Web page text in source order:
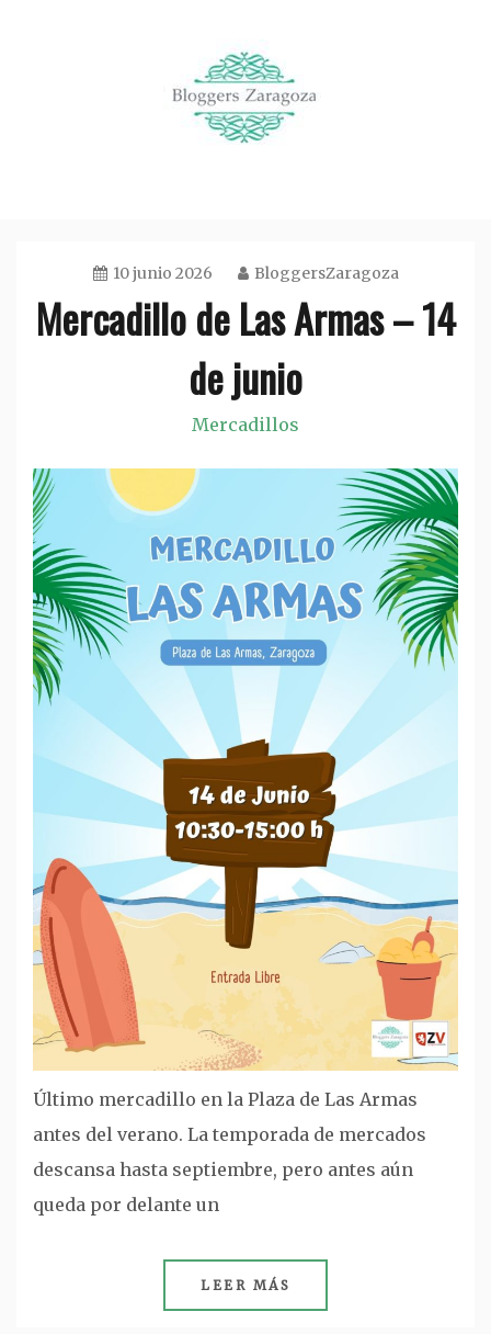
10 junio 2026 BloggersZaragoza
Mercadillo de Las Armas – 14
de junio
Mercadillos
Último mercadillo en la Plaza de Las Armas
antes del verano. La temporada de mercados
descansa hasta septiembre, pero antes aún
queda por delante un
LEER MÁS